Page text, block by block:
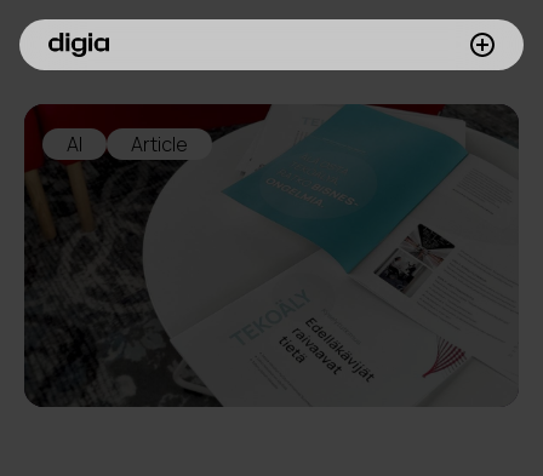
Palvelumme
Asiakkaamme
Inspiroidu
Digia yrityksenä
Meille töihin
AI Article